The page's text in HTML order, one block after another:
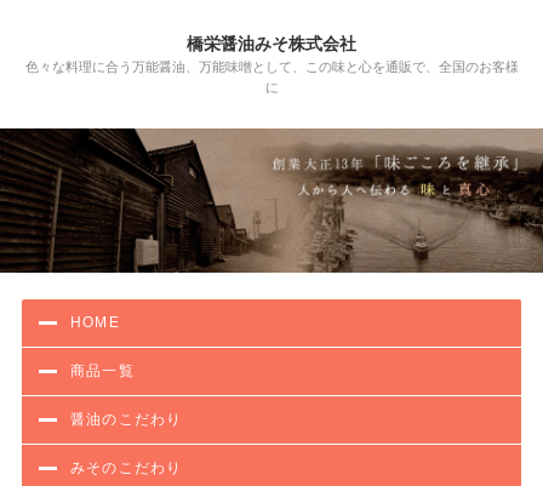
橋栄醤油みそ株式会社
色々な料理に合う万能醤油、万能味噌として、この味と心を通販で、全国のお客様
に
HOME
商品一覧
醤油のこだわり
みそのこだわり